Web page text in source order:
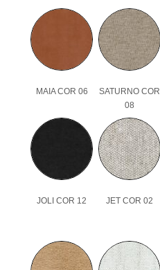
MAIA COR 06
SATURNO COR
08
JOLI COR 12 JET COR 02